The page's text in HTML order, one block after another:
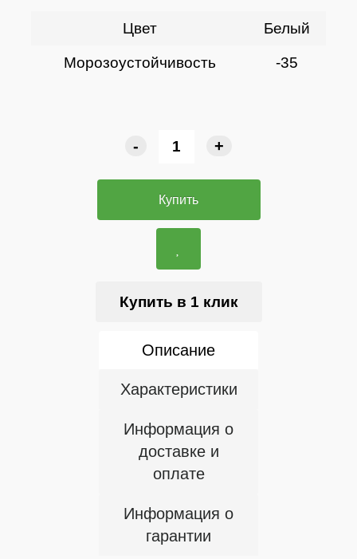
Цвет Белый
Морозоустойчивость -35
- +
Купить
Купить в 1 клик
Описание
Характеристики
Информация о
доставке и
оплате
Информация о
гарантии